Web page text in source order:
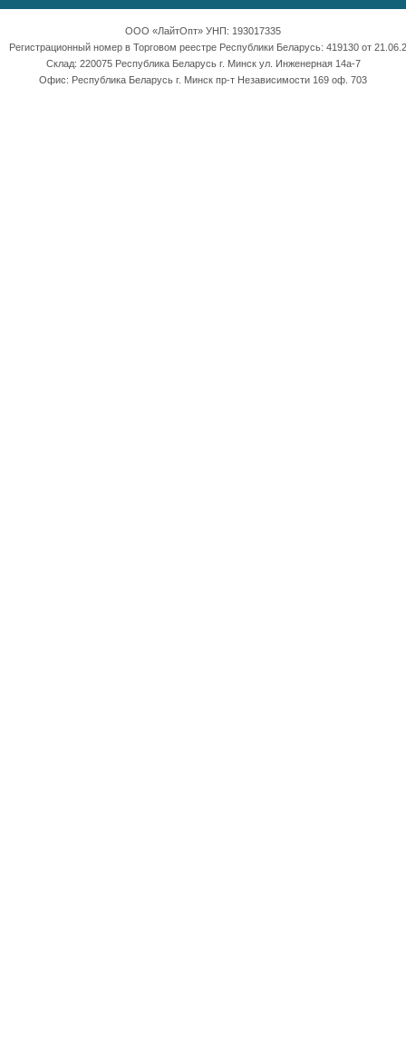
ООО «ЛайтОпт» УНП: 193017335
Регистрационный номер в Торговом реестре Республики Беларусь: 419130 от
Склад: 220075 Республика Беларусь г. Минск ул. Инженерная 14а-7
Офис: Республика Беларусь г. Минск пр-т Независимости 169 оф. 703